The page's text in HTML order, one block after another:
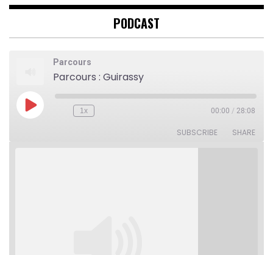
PODCAST
Parcours
Parcours : Guirassy
Play
Episode
Rewind
1x 00:00 / 28:08
SUBSCRIBE SHARE